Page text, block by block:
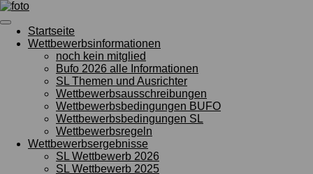
Zum
Hauptinhalt
springen
Startseite
Wettbewerbsinformationen
noch kein mitglied
Bufo 2026 alle Informationen
SL Themen und Ausrichter
Wettbewerbsausschreibungen
Wettbewerbsbedingungen BUFO
Wettbewerbsbedingungen SL
Wettbewerbsregeln
Wettbewerbsergebnisse
SL Wettbewerb 2026
SL Wettbewerb 2025